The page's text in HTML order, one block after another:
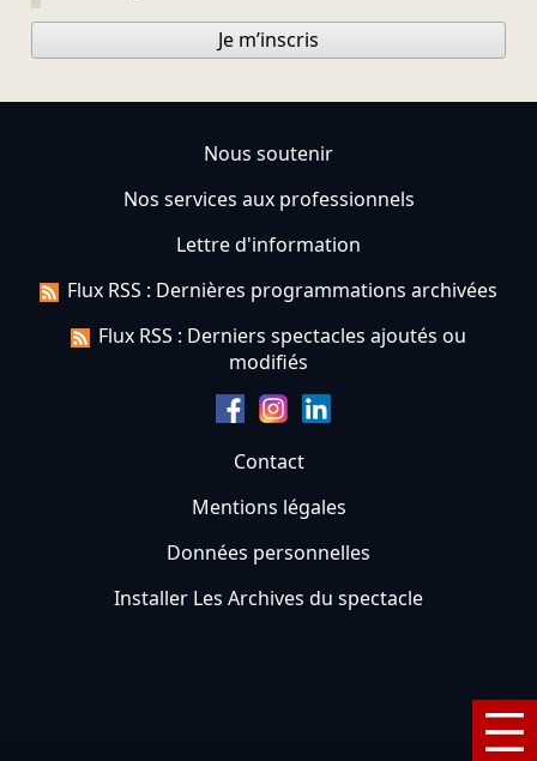
Je m’inscris
Nous soutenir
Nos services aux professionnels
Lettre d'information
Flux RSS : Dernières programmations archivées
Flux RSS : Derniers spectacles ajoutés ou
modifiés
Contact
Mentions légales
Données personnelles
Installer Les Archives du spectacle